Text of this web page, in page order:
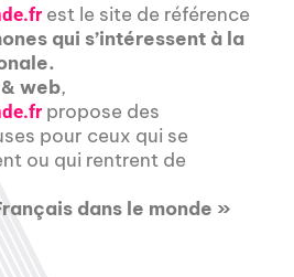
est le site de référence
qui s’intéressent à la
web,
propose des
pour ceux qui se
ou qui rentrent de
dans le monde »